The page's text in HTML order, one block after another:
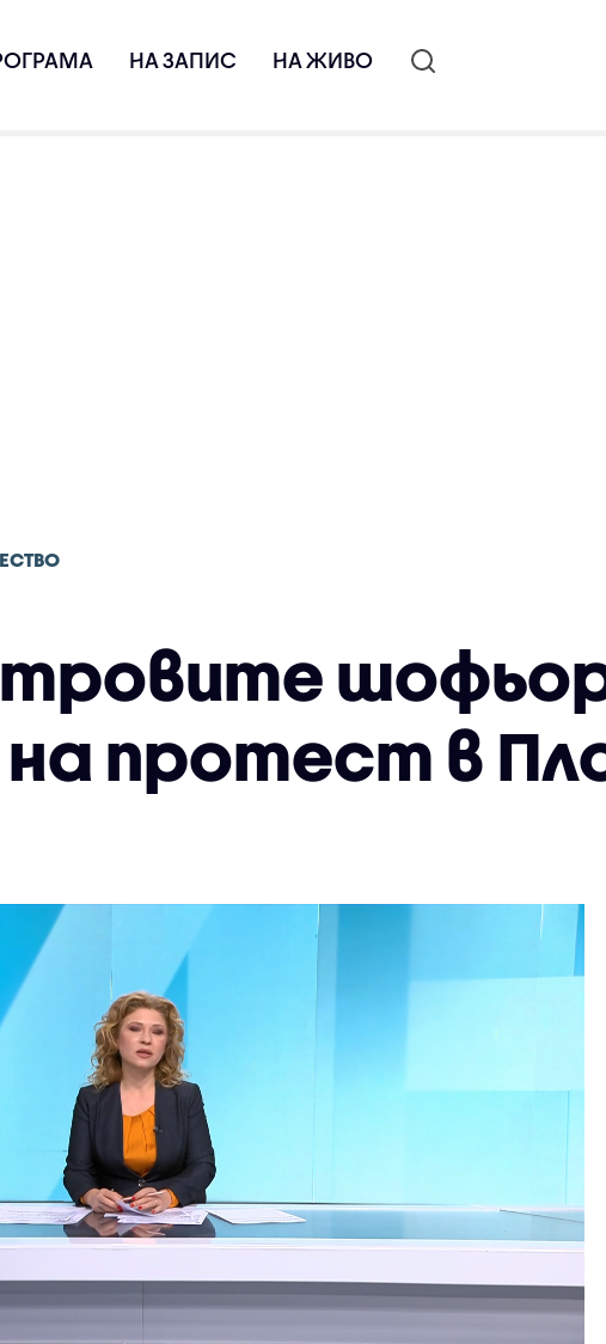
НА ЗАПИС НА ЖИВО
на протест в